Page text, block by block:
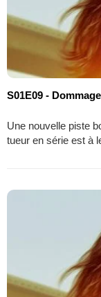
S01E09 -
Une nouvelle piste
tueur en série est à